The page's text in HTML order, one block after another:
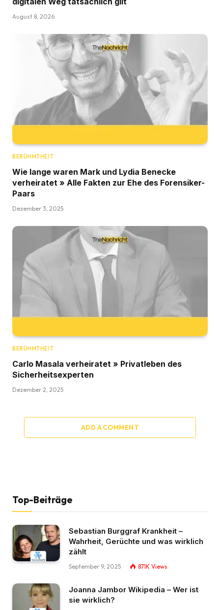
August 8, 2026
BERÜHMTHEIT
Wie lange waren Mark und Lydia Benecke
verheiratet » Alle Fakten zur Ehe des Forensiker-
Paars
Dezember 3, 2025
BERÜHMTHEIT
Carlo Masala verheiratet » Privatleben des
Sicherheitsexperten
Dezember 2, 2025
ADD A COMMENT
Top-Beiträge
Sebastian Burggraf Krankheit –
Wahrheit, Gerüchte und was wirklich
zählt
September 9, 2025 871K Views
Joanna Jambor Wikipedia – Wer ist
sie wirklich?